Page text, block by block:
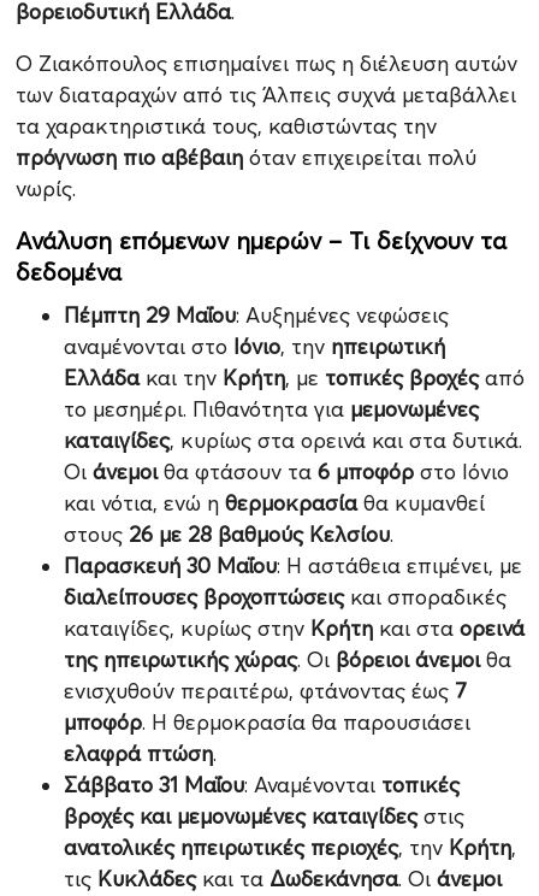
βορειοδυτική Ελλάδα.
Ο Ζιακόπουλος επισημαίνει πως η διέλευση αυτών
των διαταραχών από τις Άλπεις συχνά μεταβάλλει
τα χαρακτηριστικά τους, καθιστώντας την
πρόγνωση πιο αβέβαιηόταν επιχειρείται πολύ
νωρίς.
Ανάλυση επόμενων ημερών – Τι δείχνουν τα
δεδομένα
Πέμπτη 29 Μαΐου: Αυξημένες νεφώσεις
αναμένονται στο Ιόνιο, την ηπειρωτική
Ελλάδακαι την Κρήτη, με τοπικές βροχέςαπό
το μεσημέρι. Πιθανότητα για μεμονωμένες
καταιγίδες, κυρίως στα ορεινά και στα δυτικά.
Οι άνεμοιθα φτάσουν τα 6 μποφόρστο Ιόνιο
και νότια, ενώ η θερμοκρασίαθα κυμανθεί
στους 26 με 28 βαθμούς Κελσίου.
Παρασκευή 30 Μαΐου: Η αστάθεια επιμένει, με
διαλείπουσες βροχοπτώσειςκαι σποραδικές
καταιγίδες, κυρίως στην Κρήτηκαι στα ορεινά
της ηπειρωτικής χώρας. Οι βόρειοι άνεμοιθα
ενισχυθούν περαιτέρω, φτάνοντας έως 7
μποφόρ. Η θερμοκρασία θα παρουσιάσει
ελαφρά πτώση.
Σάββατο 31 Μαΐου: Αναμένονται τοπικές
βροχές και μεμονωμένες καταιγίδεςστις
ανατολικές ηπειρωτικές περιοχές, την Κρήτη,
τις Κυκλάδεςκαι τα Δωδεκάνησα. Οι άνεμοι